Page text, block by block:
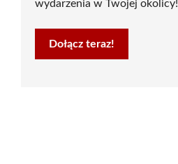
wydarzenia w Twojej okolicy!
Dołącz teraz!